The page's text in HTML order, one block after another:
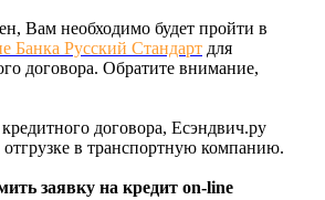
Вам необходимо будет пройти в
Банка Русский Стандарт для
договора. Обратите внимание,
договора, Есэндвич.ру
отгрузке в транспортную компанию.
заявку на кредит on-line